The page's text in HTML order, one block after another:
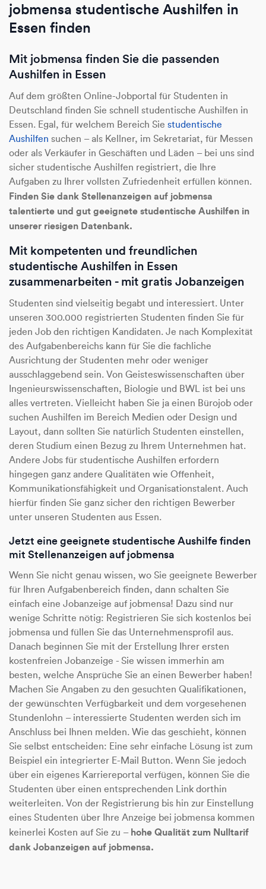
jobmensa studentische Aushilfen in
Essen finden
Mit jobmensa finden Sie die passenden
Aushilfen in Essen
Auf dem größten Online-Jobportal für Studenten in
Deutschland finden Sie schnell studentische Aushilfen in
Essen. Egal, für welchem Bereich Sie studentische
Aushilfen suchen – als Kellner, im Sekretariat, für Messen
oder als Verkäufer in Geschäften und Läden – bei uns sind
sicher studentische Aushilfen registriert, die Ihre
Aufgaben zu Ihrer vollsten Zufriedenheit erfüllen können.
Finden Sie dank Stellenanzeigen auf jobmensa
talentierte und gut geeignete studentische Aushilfen in
unserer riesigen Datenbank.
Mit kompetenten und freundlichen
studentische Aushilfen in Essen
zusammenarbeiten - mit gratis Jobanzeigen
Studenten sind vielseitig begabt und interessiert. Unter
unseren 300.000 registrierten Studenten finden Sie für
jeden Job den richtigen Kandidaten. Je nach Komplexität
des Aufgabenbereichs kann für Sie die fachliche
Ausrichtung der Studenten mehr oder weniger
ausschlaggebend sein. Von Geisteswissenschaften über
Ingenieurswissenschaften, Biologie und BWL ist bei uns
alles vertreten. Vielleicht haben Sie ja einen Bürojob oder
suchen Aushilfen im Bereich Medien oder Design und
Layout, dann sollten Sie natürlich Studenten einstellen,
deren Studium einen Bezug zu Ihrem Unternehmen hat.
Andere Jobs für studentische Aushilfen erfordern
hingegen ganz andere Qualitäten wie Offenheit,
Kommunikationsfähigkeit und Organisationstalent. Auch
hierfür finden Sie ganz sicher den richtigen Bewerber
unter unseren Studenten aus Essen.
Jetzt eine geeignete studentische Aushilfe finden
mit Stellenanzeigen auf jobmensa
Wenn Sie nicht genau wissen, wo Sie geeignete Bewerber
für Ihren Aufgabenbereich finden, dann schalten Sie
einfach eine Jobanzeige auf jobmensa! Dazu sind nur
wenige Schritte nötig: Registrieren Sie sich kostenlos bei
jobmensa und füllen Sie das Unternehmensprofil aus.
Danach beginnen Sie mit der Erstellung Ihrer ersten
kostenfreien Jobanzeige - Sie wissen immerhin am
besten, welche Ansprüche Sie an einen Bewerber haben!
Machen Sie Angaben zu den gesuchten Qualifikationen,
der gewünschten Verfügbarkeit und dem vorgesehenen
Stundenlohn – interessierte Studenten werden sich im
Anschluss bei Ihnen melden. Wie das geschieht, können
Sie selbst entscheiden: Eine sehr einfache Lösung ist zum
Beispiel ein integrierter E-Mail Button. Wenn Sie jedoch
über ein eigenes Karriereportal verfügen, können Sie die
Studenten über einen entsprechenden Link dorthin
weiterleiten. Von der Registrierung bis hin zur Einstellung
eines Studenten über Ihre Anzeige bei jobmensa kommen
keinerlei Kosten auf Sie zu – hohe Qualität zum Nulltarif
dank Jobanzeigen auf jobmensa.